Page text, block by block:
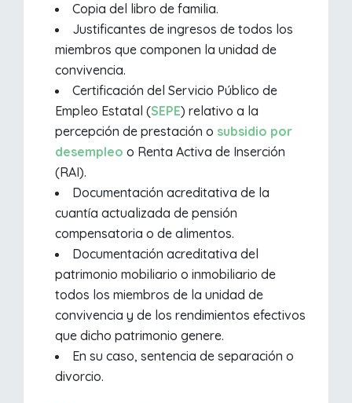
Copia del libro de familia.
Justificantes de ingresos de todos los
miembros que componen la unidad de
convivencia.
Certificación del Servicio Público de
Empleo Estatal (SEPE) relativo a la
percepción de prestación o subsidio por
desempleo o Renta Activa de Inserción
(RAI).
Documentación acreditativa de la
cuantía actualizada de pensión
compensatoria o de alimentos.
Documentación acreditativa del
patrimonio mobiliario o inmobiliario de
todos los miembros de la unidad de
convivencia y de los rendimientos efectivos
que dicho patrimonio genere.
En su caso, sentencia de separación o
divorcio.